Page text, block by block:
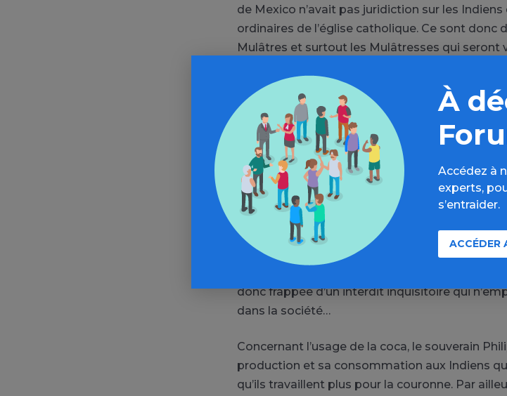
de Mexico n’avait pas juridiction sur les
ordinaires de l’église catholique. Ce sont donc
Mulâtres et surtout les Mulâtresses qui seront
connu pour ses propriétés depuis les temps
dans leur culture ?
C’est sur la base d’une pratique de la
la “Sainte inquisition“ pour inculper les
magiques comme l’ololiuqui dont les graines
salvia divinorum, les champignons
ce que l’on appelait au XVIIIème siècle la
raisonnablement qu’il s’agissait en fait de la
infusion avec du peyotl, soit fumée dans un
donc frappée d’un interdit inquisitoire qui
dans la société…
Concernant l’usage de la coca, le souverain
production et sa consommation aux Indiens
qu’ils travaillent plus pour la couronne. Par
À
Accédez à
experts,
s’entraider.
ACCÉDER